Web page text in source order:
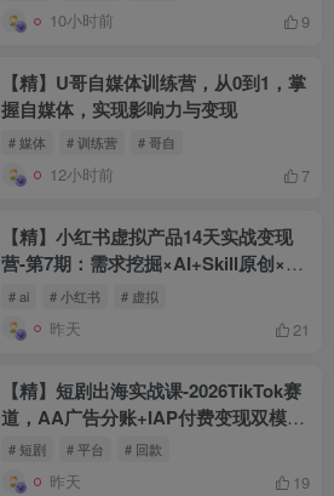
10小时前 9
【精】U哥自媒体训练营，从0到1，掌
握自媒体，实现影响力与变现
# 媒体 # 训练营 # 哥自
12小时前 7
【精】小红书虚拟产品14天实战变现
营-第7期：需求挖掘×AI+Skill原创×产
品矩阵×内容笔记×一人公司进阶×全链
路
# ai # 小红书 # 虚拟
昨天 21
【精】短剧出海实战课-2026TikTok赛
道，AA广告分账+IAP付费变现双模
式，从账号搭建、平台规则到回款全流
程落地教程
# 短剧 # 平台 # 回款
昨天 19